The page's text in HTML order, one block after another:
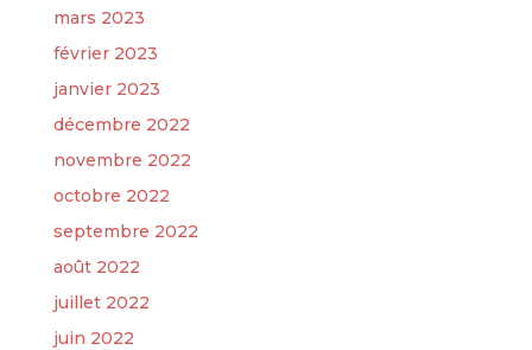
mars 2023
février 2023
janvier 2023
décembre 2022
novembre 2022
octobre 2022
septembre 2022
août 2022
juillet 2022
juin 2022